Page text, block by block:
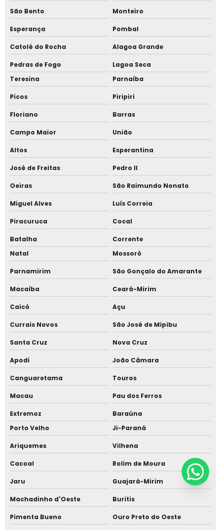
São Bento Monteiro
Esperança Pombal
Catolé do Rocha Alagoa Grande
Pedras de Fogo
Lagoa Seca
Teresina
Parnaíba
Picos Piripiri
Floriano Barras
Campo Maior União
Altos Esperantina
José de Freitas Pedro II
Oeiras São Raimundo Nonato
Miguel Alves Luís Correia
Piracuruca Cocal
Batalha
Corrente
Natal
Mossoró
Parnamirim São Gonçalo do Amarante
Macaíba Ceará-Mirim
Caicó Açu
Currais Novos São José de Mipibu
Santa Cruz Nova Cruz
Apodi João Câmara
Canguaretama Touros
Macau Pau dos Ferros
Extremoz
Baraúna
Porto Velho
Ji-Paraná
Ariquemes Vilhena
Cacoal Rolim de Moura
Jaru Guajará-Mirim
Machadinho d'Oeste Buritis
Pimenta Bueno Ouro Preto do Oeste